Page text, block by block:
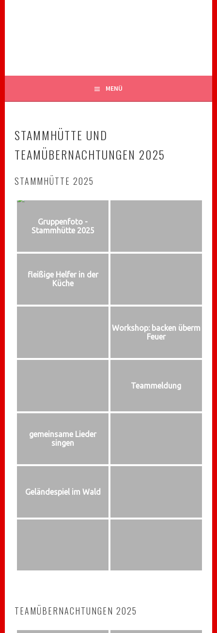
MENÜ
STAMMHÜTTE UND
TEAMÜBERNACHTUNGEN 2025
STAMMHÜTTE 2025
Gruppenfoto -
Stammhütte 2025
fleißige Helfer in der
Küche
Workshop: backen überm
Feuer
Teammeldung
gemeinsame Lieder
singen
Geländespiel im Wald
TEAMÜBERNACHTUNGEN 2025